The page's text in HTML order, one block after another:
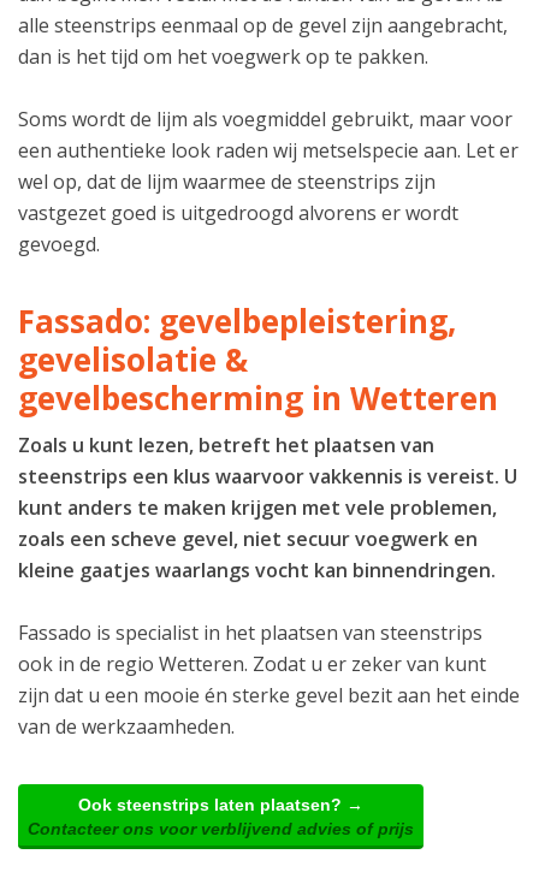
alle steenstrips eenmaal op de gevel zijn aangebracht,
dan is het tijd om het voegwerk op te pakken.
Soms wordt de lijm als voegmiddel gebruikt, maar voor
een authentieke look raden wij metselspecie aan. Let er
wel op, dat de lijm waarmee de steenstrips zijn
vastgezet goed is uitgedroogd alvorens er wordt
gevoegd.
Fassado: gevelbepleistering,
gevelisolatie &
gevelbescherming in Wetteren
Zoals u kunt lezen, betreft het plaatsen van
steenstrips een klus waarvoor vakkennis is vereist. U
kunt anders te maken krijgen met vele problemen,
zoals een scheve gevel, niet secuur voegwerk en
kleine gaatjes waarlangs vocht kan binnendringen.
Fassado is specialist in het plaatsen van steenstrips
ook in de regio Wetteren. Zodat u er zeker van kunt
zijn dat u een mooie én sterke gevel bezit aan het einde
van de werkzaamheden.
Ook steenstrips laten plaatsen? →
Contacteer ons voor verblijvend advies of prijs